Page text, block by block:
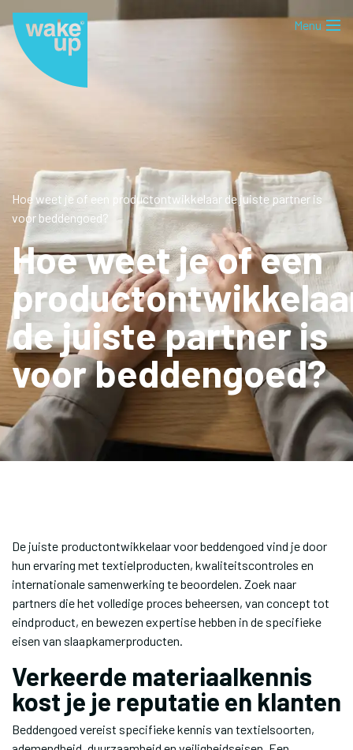
Hoe weet je of een productontwikkelaar de juiste partner is
voor beddengoed?
Hoe weet je of een
de juiste partner is
voor beddengoed?
De juiste productontwikkelaar voor beddengoed vind je door
hun ervaring met textielproducten, kwaliteitscontroles en
internationale samenwerking te beoordelen. Zoek naar
partners die het volledige proces beheersen, van concept tot
eindproduct, en bewezen expertise hebben in de specifieke
eisen van slaapkamerproducten.
Verkeerde materiaalkennis
kost je je reputatie en klanten
Beddengoed vereist specifieke kennis van textielsoorten,